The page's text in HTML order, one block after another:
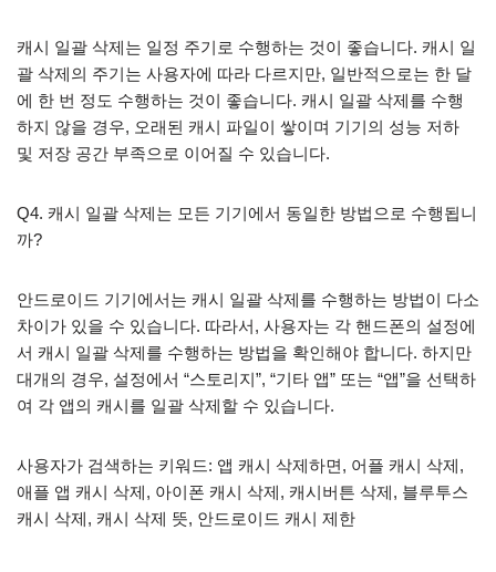
캐시 일괄 삭제는 일정 주기로 수행하는 것이 좋습니다. 캐시 일
괄 삭제의 주기는 사용자에 따라 다르지만, 일반적으로는 한 달
에 한 번 정도 수행하는 것이 좋습니다. 캐시 일괄 삭제를 수행
하지 않을 경우, 오래된 캐시 파일이 쌓이며 기기의 성능 저하
및 저장 공간 부족으로 이어질 수 있습니다.
Q4. 캐시 일괄 삭제는 모든 기기에서 동일한 방법으로 수행됩니
까?
안드로이드 기기에서는 캐시 일괄 삭제를 수행하는 방법이 다소
차이가 있을 수 있습니다. 따라서, 사용자는 각 핸드폰의 설정에
서 캐시 일괄 삭제를 수행하는 방법을 확인해야 합니다. 하지만
대개의 경우, 설정에서 “스토리지”, “기타 앱” 또는 “앱”을 선택하
여 각 앱의 캐시를 일괄 삭제할 수 있습니다.
사용자가 검색하는 키워드: 앱 캐시 삭제하면, 어플 캐시 삭제,
애플 앱 캐시 삭제, 아이폰 캐시 삭제, 캐시버튼 삭제, 블루투스
캐시 삭제, 캐시 삭제 뜻, 안드로이드 캐시 제한